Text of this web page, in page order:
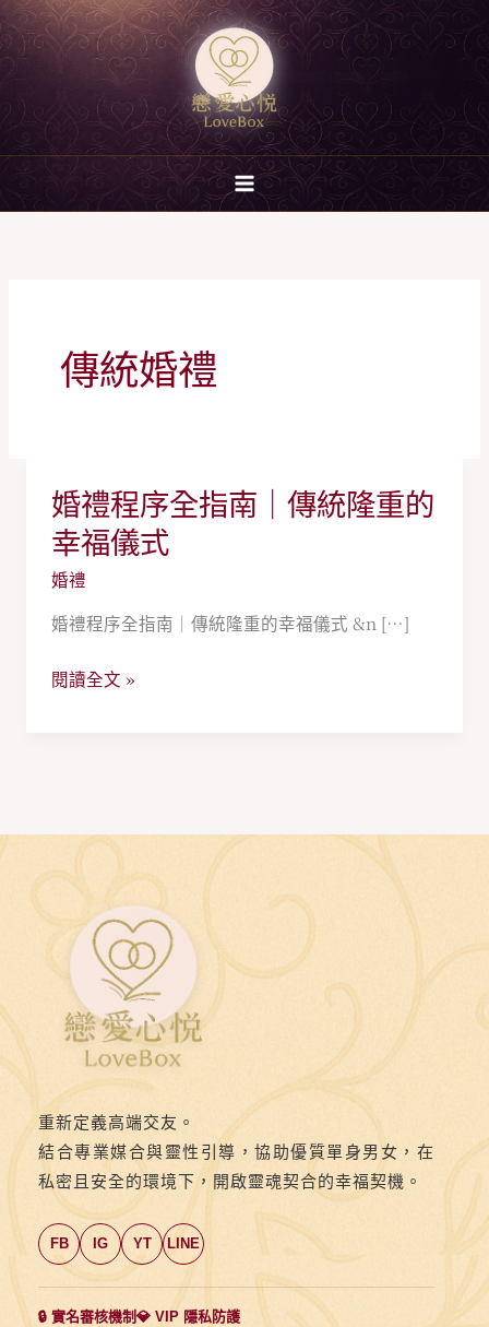
跳
至
主
要
內
傳統婚禮
婚禮程序全指南｜傳統隆重的
幸福儀式
婚禮
婚禮程序全指南｜傳統隆重的幸福儀式 &n […]
婚
禮
程
序
全
南
重
閱讀全文 »
重新定義高端交友。
結合專業媒合與靈性引導，協助優質單身男女，在
私密且安全的環境下，開啟靈魂契合的幸福契機。
FB IG YT LINE
🔒 實名審核機制💎 VIP 隱私防護